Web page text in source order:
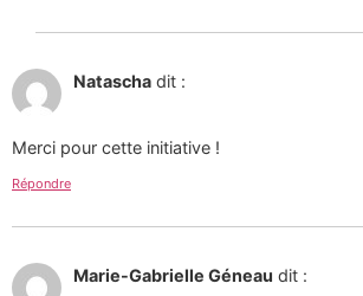
Natascha dit :
Merci pour cette initiative !
Répondre
Marie-Gabrielle Géneau dit :